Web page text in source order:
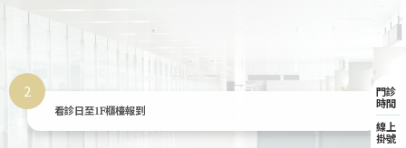
2
看診日至1F櫃檯報到
門診
時間
線上
掛號